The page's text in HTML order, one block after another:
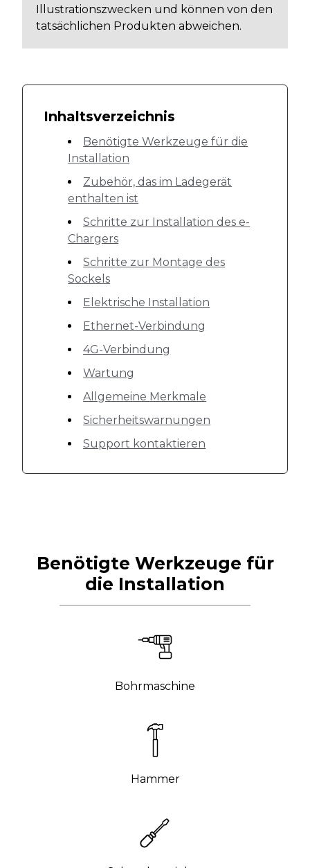
Illustrationszwecken und können von den
tatsächlichen Produkten abweichen.
Inhaltsverzeichnis
Benötigte Werkzeuge für die
Installation
Zubehör, das im Ladegerät
enthalten ist
Schritte zur Installation des e-
Chargers
Schritte zur Montage des
Sockels
Elektrische Installation
Ethernet-Verbindung
4G-Verbindung
Wartung
Allgemeine Merkmale
Sicherheitswarnungen
Support kontaktieren
Benötigte Werkzeuge für
die Installation
Bohrmaschine
Hammer